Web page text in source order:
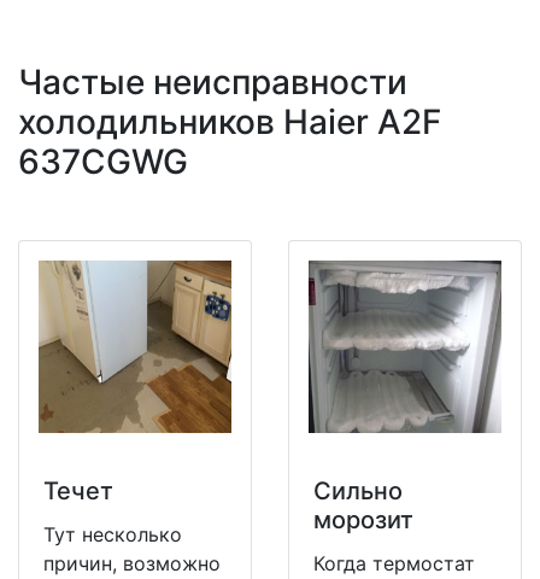
Частые неисправности
холодильников Haier A2F
637CGWG
Течет
Тут несколько
причин, возможно
Сильно
морозит
Когда термостат